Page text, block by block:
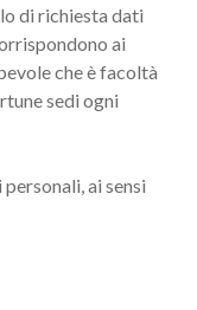
di richiesta dati
ai
che è facoltà
sedi ogni
ai sensi